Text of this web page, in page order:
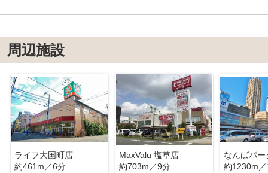
周辺施設
ライフ大国町店
約461m／6分
MaxValu 塩草店
約703m／9分
約1230m